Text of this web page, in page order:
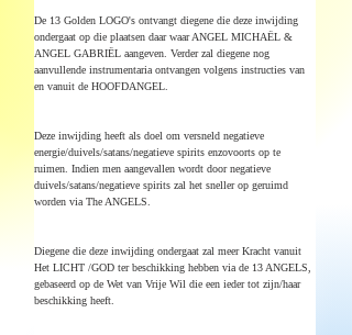
De 13 Golden LOGO's ontvangt diegene die deze inwijding
ondergaat op die plaatsen daar waar ANGEL MICHAËL &
ANGEL GABRIËL aangeven. Verder zal diegene nog
aanvullende instrumentaria ontvangen volgens instructies van
en vanuit de HOOFDANGEL.
Deze inwijding heeft als doel om versneld negatieve
energie/duivels/satans/negatieve spirits enzovoorts op te
ruimen. Indien men aangevallen wordt door negatieve
duivels/satans/negatieve spirits zal het sneller op geruimd
worden via The ANGELS.
Diegene die deze inwijding ondergaat zal meer Kracht vanuit
Het LICHT /GOD ter beschikking hebben via de 13 ANGELS,
gebaseerd op de Wet van Vrije Wil die een ieder tot zijn/haar
beschikking heeft.